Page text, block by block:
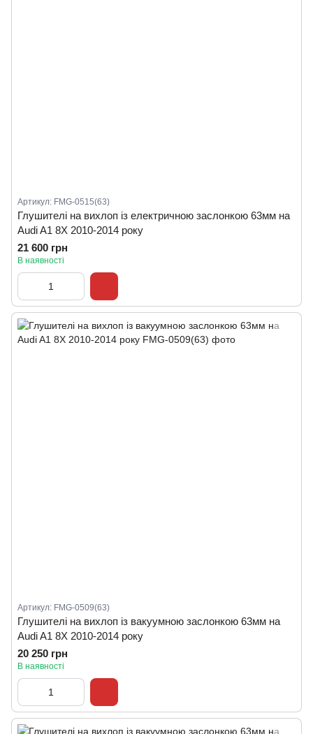
Артикул: FMG-0515(63)
Глушителі на вихлоп із електричною заслонкою 63мм на
Audi A1 8X 2010-2014 року
21 600 грн
В наявності
Артикул: FMG-0509(63)
Глушителі на вихлоп із вакуумною заслонкою 63мм на
Audi A1 8X 2010-2014 року
20 250 грн
В наявності